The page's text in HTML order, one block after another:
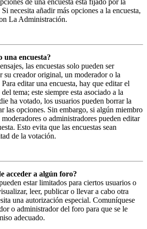
necesita añadir más opciones a la encuesta,
La Administración.
una encuesta?
las encuestas solo pueden ser
su creador original, un moderador o la
editar una encuesta, hay que editar el
tema; este siempre esta asociado a la
ha votado, los usuarios pueden borrar la
las opciones. Sin embargo, si algún miembro
o administradores pueden editar
Esto evita que las encuestas sean
de la votación.
acceder a algún foro?
estar limitados para ciertos usuarios o
leer, publicar o llevar a cabo otra
una autorización especial. Comuníquese
o administrador del foro para que se le
adecuado.